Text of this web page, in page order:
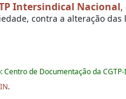
Intersindical Nacional,
contra a alteração
Centro de Documentação da
.